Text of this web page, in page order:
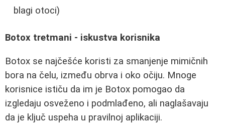
blagi otoci)
Botox tretmani - iskustva korisnika
Botox se najčešće koristi za smanjenje mimičnih
bora na čelu, između obrva i oko očiju. Mnoge
korisnice ističu da im je Botox pomogao da
izgledaju osveženo i podmlađeno, ali naglašavaju
da je ključ uspeha u pravilnoj aplikaciji.